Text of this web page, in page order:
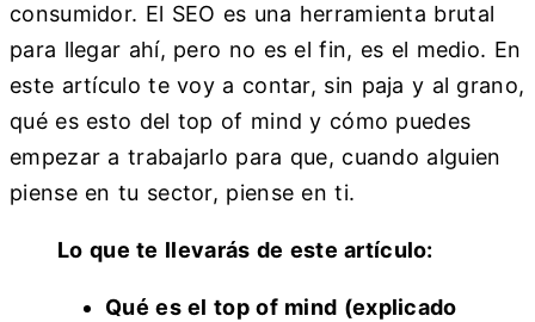
consumidor. El SEO es una herramienta brutal
para llegar ahí, pero no es el fin, es el medio. En
este artículo te voy a contar, sin paja y al grano,
qué es esto del top of mind y cómo puedes
empezar a trabajarlo para que, cuando alguien
piense en tu sector, piense en ti.
Lo que te llevarás de este artículo:
Qué es el top of mind (explicado